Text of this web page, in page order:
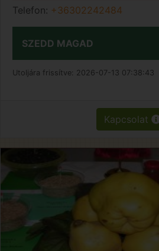
Telefon: +36302242484
SZEDD MAGAD
Utoljára frissítve: 2026-07-13 07:38:43
Kapcsolat